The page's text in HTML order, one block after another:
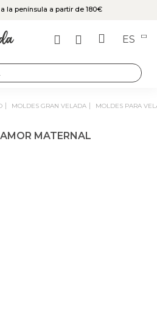
la península a partir de 180€
ES
MOLDES GRAN VELADA MOLDES PARA